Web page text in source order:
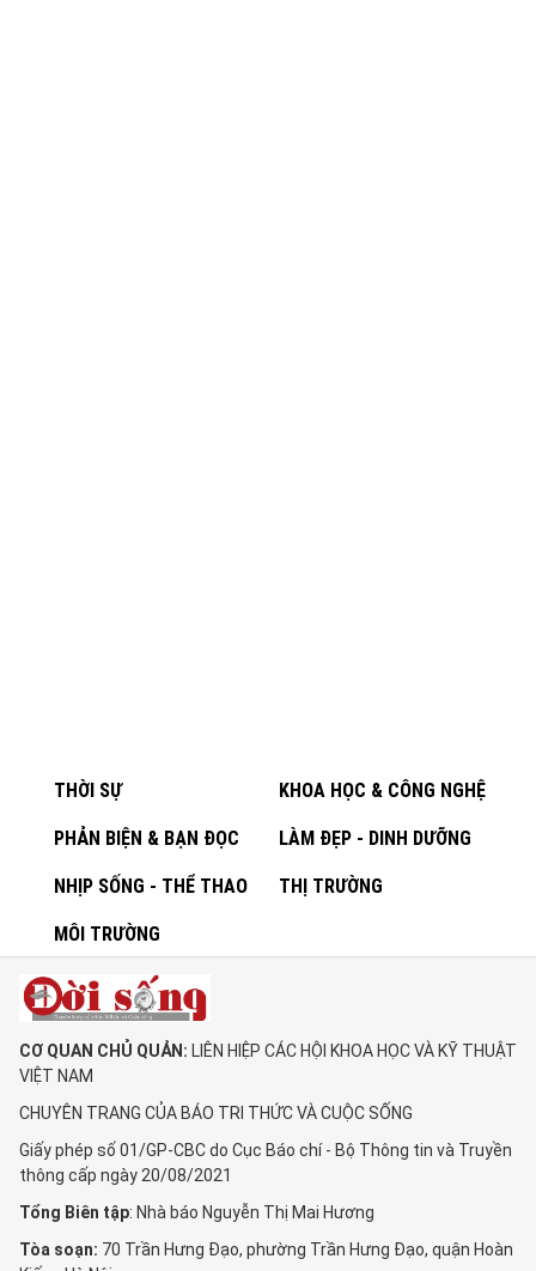
THỜI SỰ KHOA HỌC & CÔNG NGHỆ
PHẢN BIỆN & BẠN ĐỌC LÀM ĐẸP - DINH DƯỠNG
NHỊP SỐNG - THỂ THAO THỊ TRƯỜNG
MÔI TRƯỜNG
CƠ QUAN CHỦ QUẢN: LIÊN HIỆP CÁC HỘI KHOA HỌC VÀ KỸ THUẬT
VIỆT NAM
CHUYÊN TRANG CỦA BÁO TRI THỨC VÀ CUỘC SỐNG
Giấy phép số 01/GP-CBC do Cục Báo chí - Bộ Thông tin và Truyền
thông cấp ngày 20/08/2021
Tổng Biên tập: Nhà báo Nguyễn Thị Mai Hương
Tòa soạn: 70 Trần Hưng Đạo, phường Trần Hưng Đạo, quận Hoàn